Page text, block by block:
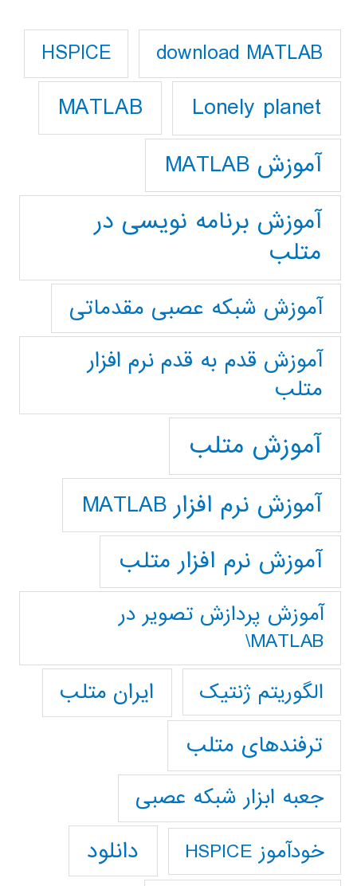
download MATLAB
HSPICE
Lonely planet
MATLAB
آموزش MATLAB
آموزش برنامه نویسی در
متلب
آموزش شبکه عصبی مقدماتی
آموزش قدم به قدم نرم افزار
متلب
آموزش متلب
آموزش نرم افزار MATLAB
آموزش نرم افزار متلب
آموزش پردازش تصوير در
MATLAB\
الگوریتم ژنتیک
ایران متلب
ترفندهای متلب
جعبه ابزار شبکه عصبی
خودآموز HSPICE دانلود